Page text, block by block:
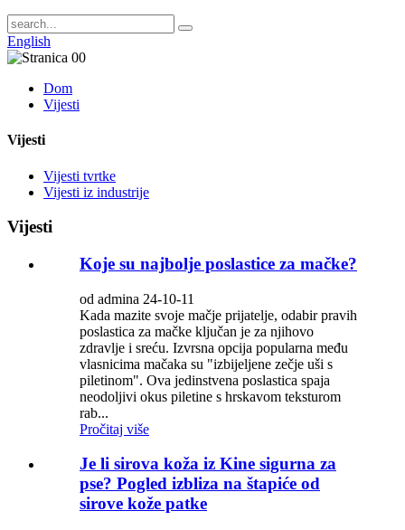
English
Dom
Vijesti
Vijesti
Vijesti tvrtke
Vijesti iz industrije
Vijesti
Koje su najbolje poslastice za mačke?
od admina 24-10-11
Kada mazite svoje mačje prijatelje, odabir pravih
poslastica za mačke ključan je za njihovo
zdravlje i sreću. Izvrsna opcija popularna među
vlasnicima mačaka su "izbijeljene zečje uši s
piletinom". Ova jedinstvena poslastica spaja
neodoljivi okus piletine s hrskavom teksturom
rab...
Pročitaj više
Je li sirova koža iz Kine sigurna za
pse? Pogled izbliza na štapiće od
sirove kože patke